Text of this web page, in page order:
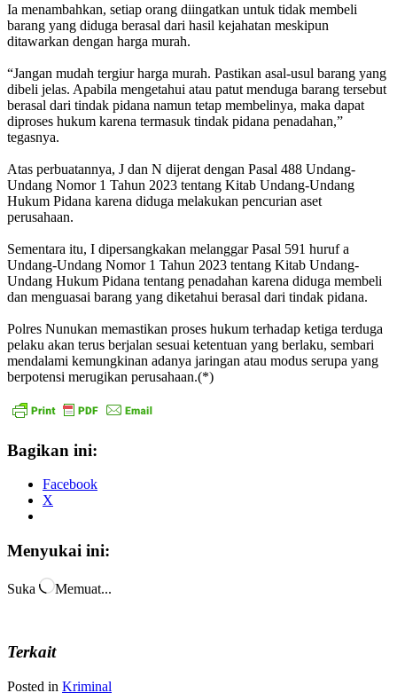
Ia menambahkan, setiap orang diingatkan untuk tidak membeli
barang yang diduga berasal dari hasil kejahatan meskipun
ditawarkan dengan harga murah.
“Jangan mudah tergiur harga murah. Pastikan asal-usul barang yang
dibeli jelas. Apabila mengetahui atau patut menduga barang tersebut
berasal dari tindak pidana namun tetap membelinya, maka dapat
diproses hukum karena termasuk tindak pidana penadahan,”
tegasnya.
Atas perbuatannya, J dan N dijerat dengan Pasal 488 Undang-
Undang Nomor 1 Tahun 2023 tentang Kitab Undang-Undang
Hukum Pidana karena diduga melakukan pencurian aset
perusahaan.
Sementara itu, I dipersangkakan melanggar Pasal 591 huruf a
Undang-Undang Nomor 1 Tahun 2023 tentang Kitab Undang-
Undang Hukum Pidana tentang penadahan karena diduga membeli
dan menguasai barang yang diketahui berasal dari tindak pidana.
Polres Nunukan memastikan proses hukum terhadap ketiga terduga
pelaku akan terus berjalan sesuai ketentuan yang berlaku, sembari
mendalami kemungkinan adanya jaringan atau modus serupa yang
berpotensi merugikan perusahaan.(*)
Bagikan ini:
Facebook
X
Menyukai ini:
Suka Memuat...
Terkait
Posted in Kriminal